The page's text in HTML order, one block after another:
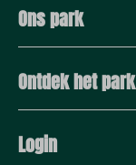
Ons park
Ontdek het park
Login